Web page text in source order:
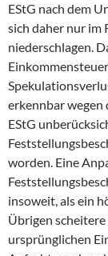
EStG nach dem
sich daher nur im
niederschlagen.
erkennbar wegen
EStG
worden. Eine
insoweit, als ein
Übrigen
ursprünglichen